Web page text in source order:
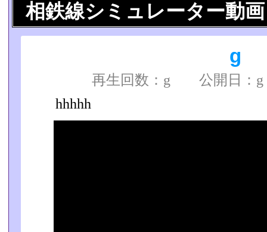
相鉄線シミュレーター動画
g
再生回数：g 公開日：
hhhhh